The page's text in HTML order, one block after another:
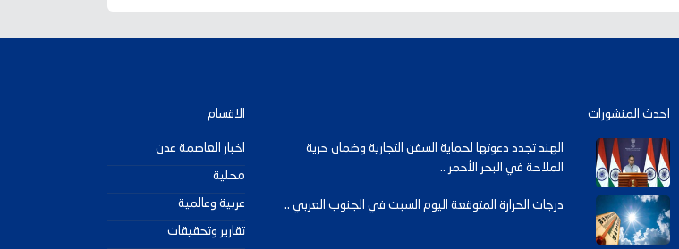
احدث المنشورات
الهند تجدد دعوتها لحماية السفن التجارية وضمان حرية
الملاحة في البحر الأحمر ..
درجات الحرارة المتوقعة اليوم السبت في الجنوب العربي ..
الاقسام
اخبار العاصمة عدن
محلية
عربية وعالمية
تقارير وتحقيقات